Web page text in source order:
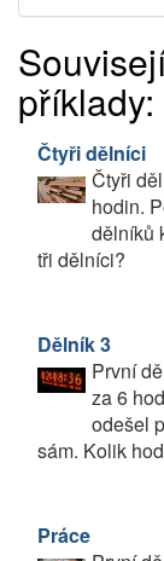
příklady:
Čtyři dělníci
Čtyři
hodin.
dělníků
tři dělníci?
Dělník 3
První
za 6
odešel
sám. Kolik
Práce